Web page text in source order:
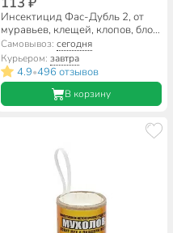
Инсектицид Фас-Дубль 2, от
муравьев, клещей, клопов, блох,
порошок, 125 г
Самовывоз: сегодня
Курьером: завтра
4.9•496 отзывов
В корзину